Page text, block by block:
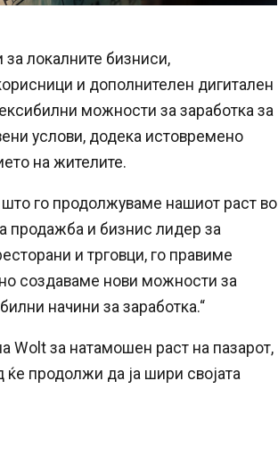
локалните бизниси,
и дополнителен дигитален
можности за заработка за
услови, додека истовремено
на жителите.
го продолжуваме нашиот раст во
продажба и бизнис лидер за
и трговци, го правиме
создаваме нови можности за
начини за заработка.“
за натамошен раст на пазарот,
ќе продолжи да ја шири својата